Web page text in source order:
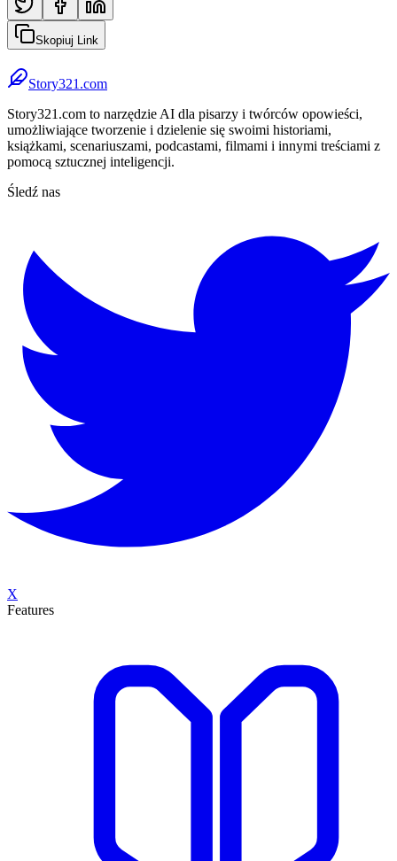
Skopiuj Link
Story321.com
Story321.com to narzędzie AI dla pisarzy i twórców opowieści,
umożliwiające tworzenie i dzielenie się swoimi historiami,
książkami, scenariuszami, podcastami, filmami i innymi treściami z
pomocą sztucznej inteligencji.
Śledź nas
X
Features